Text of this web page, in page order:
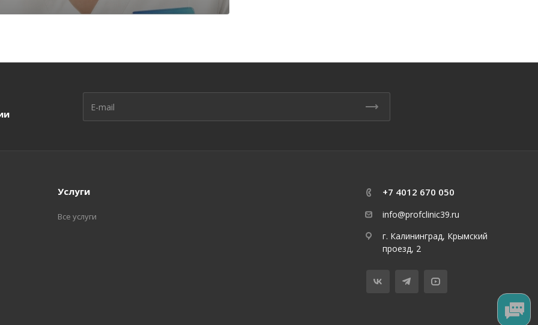
Услуги
Все услуги
+7 4012 670 050
info@profclinic39.ru
г. Калининград, Крымский
проезд, 2